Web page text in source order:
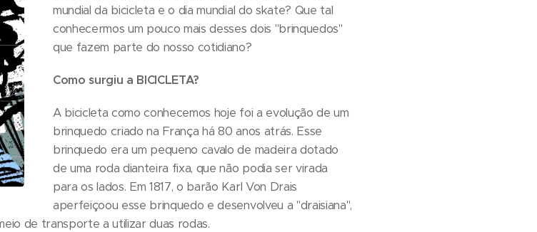
mundial da bicicleta e o dia mundial do skate? Que tal
conhecermos um pouco mais desses dois "brinquedos"
que fazem parte do nosso cotidiano?
Como surgiu a BICICLETA?
A bicicleta como conhecemos hoje foi a evolução de um
brinquedo criado na França há 80 anos atrás. Esse
brinquedo era um pequeno cavalo de madeira dotado
de uma roda dianteira fixa, que não podia ser virada
para os lados. Em 1817, o barão Karl Von Drais
aperfeiçoou esse brinquedo e desenvolveu a "draisiana",
de transporte a utilizar duas rodas.